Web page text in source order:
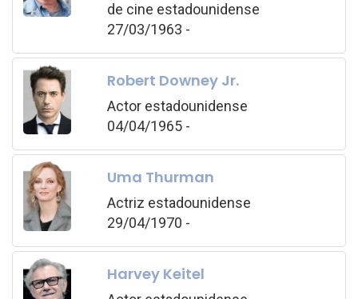
de cine estadounidense
27/03/1963 -
Robert Downey Jr.
Actor estadounidense
04/04/1965 -
Uma Thurman
Actriz estadounidense
29/04/1970 -
Harvey Keitel